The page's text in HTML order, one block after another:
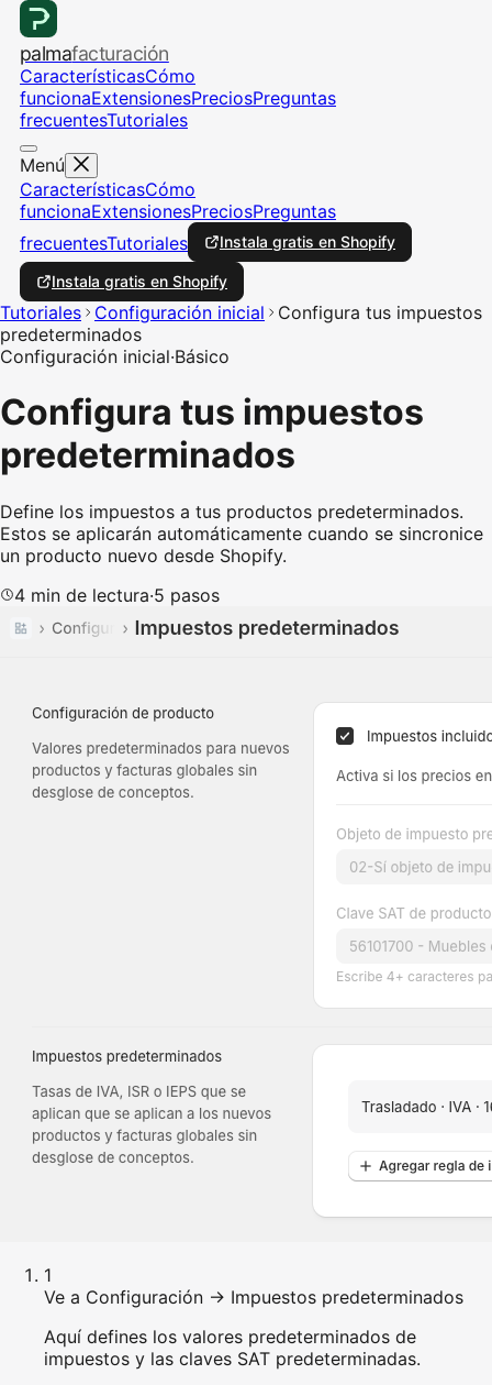
palmafacturación
CaracterísticasCómo
funcionaExtensionesPreciosPreguntas
frecuentesTutoriales
Menú
CaracterísticasCómo
funcionaExtensionesPreciosPreguntas
frecuentesTutoriales Instala gratis en Shopify
Instala gratis en Shopify
Tutoriales Configuración inicial
Configura tus impuestos
predeterminados
Configuración inicial·Básico
Configura tus impuestos
predeterminados
Define los impuestos a tus productos predeterminados.
Estos se aplicarán automáticamente cuando se sincronice
un producto nuevo desde Shopify.
4 min de lectura·5 pasos
1
Ve a Configuración → Impuestos predeterminados
Aquí defines los valores predeterminados de
impuestos y las claves SAT predeterminadas.